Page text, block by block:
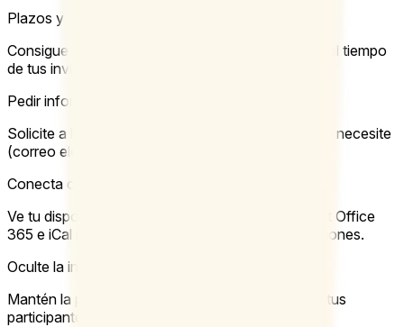
Plazos y recordatorios
Consigue el mayor número de respuestas o limita el tiempo
de tus invitaciones.
Pedir información adicional a los participantes
Solicite a los participantes toda la información que necesite
(correo electrónico, número de teléfono, etc.).
Conecta calendarios
Ve tu disponibilidad en Google Calendar, Microsoft Office
365 e iCal mientras propones horas para tus reuniones.
Oculte la información de los participantes
Mantén la privacidad y protege la información de tus
participantes.